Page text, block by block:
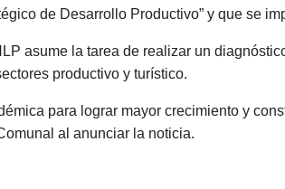
de Desarrollo Productivo” y que se
asume la tarea de realizar un
productivo y turístico.
para lograr mayor crecimiento y
al anunciar la noticia.